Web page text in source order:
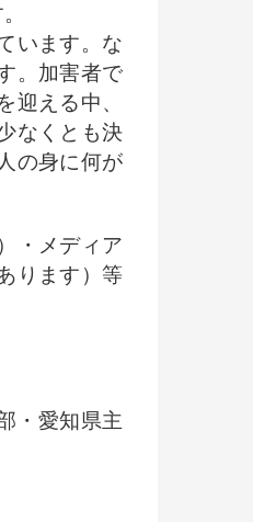
います。な
。加害者で
迎える中、
なくとも決
の身に何が
・メディア
ります）等
・愛知県主